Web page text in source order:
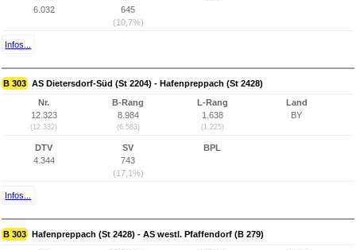
6.032
645
(10,7%)
Infos...
B 303 AS Dietersdorf-Süd (St 2204) - Hafenpreppach (St 2428)
Nr.
12.323
(12.332)
B-Rang
8.984
(6.583)
L-Rang
1.638
(1.225)
Land
BY
DTV
4.344
SV
743
(17,1%)
BPL
Infos...
B 303 Hafenpreppach (St 2428) - AS westl. Pfaffendorf (B 279)